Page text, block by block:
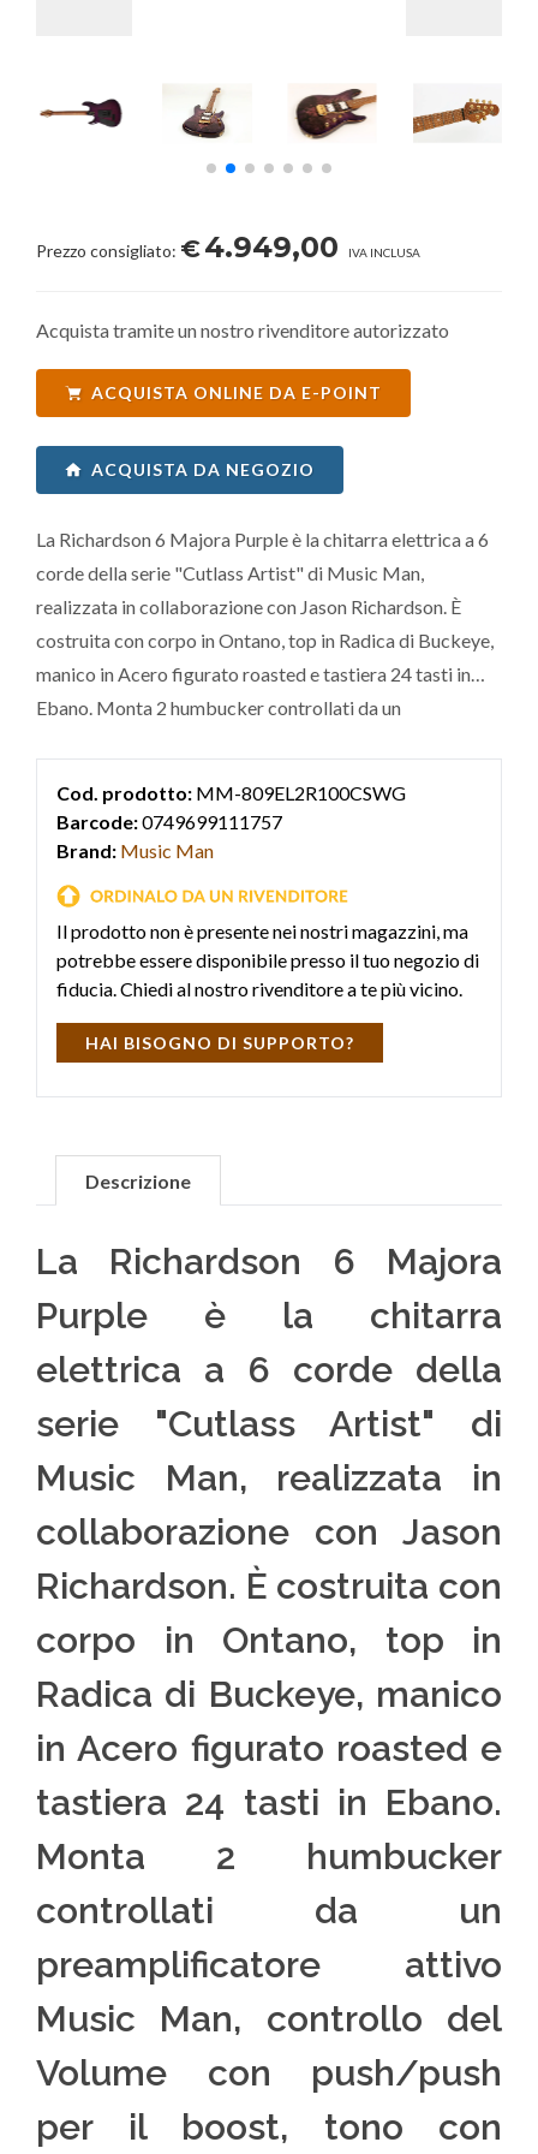
Prezzo consigliato: €4.949,00 IVA INCLUSA
Acquista tramite un nostro rivenditore autorizzato
ACQUISTA ONLINE DA E-POINT
ACQUISTA DA NEGOZIO
La Richardson 6 Majora Purple è la chitarra elettrica a 6
corde della serie "Cutlass Artist" di Music Man,
realizzata in collaborazione con Jason Richardson. È
costruita con corpo in Ontano, top in Radica di Buckeye,
manico in Acero figurato roasted e tastiera 24 tasti in
Ebano. Monta 2 humbucker controllati da un
per lo split dei pickup e selettore a 3 vie.
Cod. prodotto: MM-809EL2R100CSWG
Barcode:0749699111757
Brand: Music Man
Il prodotto non è presente nei nostri magazzini, ma
potrebbe essere disponibile presso il tuo negozio di
fiducia. Chiedi al nostro rivenditore a te più vicino.
HAI BISOGNO DI SUPPORTO?
Descrizione
La Richardson 6 Majora
Purple è la chitarra
elettrica a 6 corde della
serie "Cutlass Artist" di
Music Man, realizzata in
collaborazione con Jason
Richardson. È costruita con
corpo in Ontano, top in
Radica di Buckeye, manico
in Acero figurato roasted e
tastiera 24 tasti in Ebano.
Monta 2 humbucker
controllati da un
preamplificatore attivo
Music Man, controllo del
Volume con push/push
per il boost, tono con